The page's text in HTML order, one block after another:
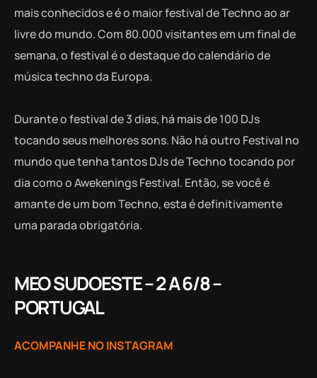
mais conhecidos e é o maior festival de Techno ao ar
livre do mundo. Com 80.000 visitantes em um final de
semana, o festival é o destaque do calendário de
música techno da Europa.
Durante o festival de 3 dias, há mais de 100 DJs
tocando seus melhores sons. Não há outro Festival no
mundo que tenha tantos DJs de Techno tocando por
dia como o Awekenings Festival. Então, se você é
amante de um bom Techno, esta é definitivamente
uma parada obrigatória.
MEO SUDOESTE – 2 A 6/8 –
PORTUGAL
ACOMPANHE NO INSTAGRAM